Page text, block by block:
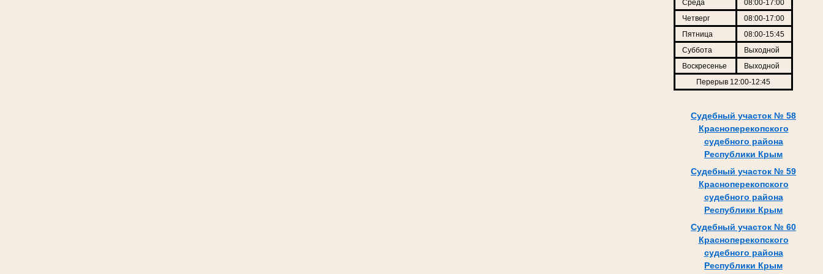
Среда
08:00-17:00
Четверг
08:00-17:00
Пятница
08:00-15:45
Суббота
Выходной
Воскресенье
Выходной
Перерыв 12:00-12:45
Судебный участок № 58
Красноперекопского
судебного района
Республики Крым
Судебный участок № 59
Красноперекопского
судебного района
Республики Крым
Судебный участок № 60
Красноперекопского
судебного района
Республики Крым